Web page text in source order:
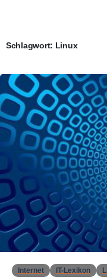
Schlagwort: Linux
Internet IT-Lexikon